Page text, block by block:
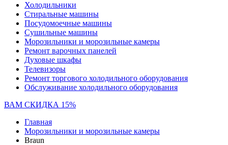
Холодильники
Стиральные машины
Посудомоечные машины
Сушильные машины
Морозильники и морозильные камеры
Ремонт варочных панелей
Духовые шкафы
Телевизоры
Ремонт торгового холодильного оборудования
Обслуживание холодильного оборудования
ВАМ СКИДКА 15%
Главная
Морозильники и морозильные камеры
Braun